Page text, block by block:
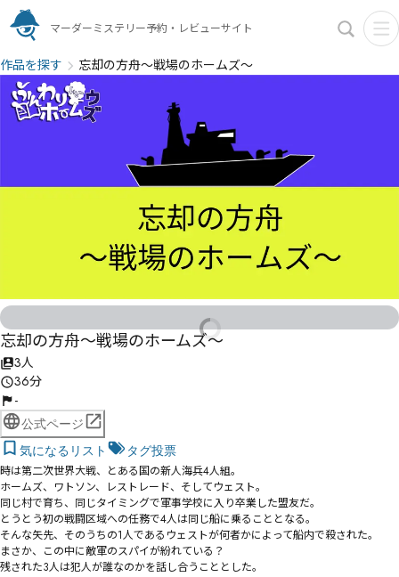
マーダーミステリー予約・レビューサイト
作品を探す 忘却の方舟〜戦場のホームズ〜
忘却の方舟〜戦場のホームズ〜
3人
36分
-
公式ページ
気になるリスト
タグ投票
時は第二次世界大戦、とある国の新人海兵4人組。
ホームズ、ワトソン、レストレード、そしてウェスト。
同じ村で育ち、同じタイミングで軍事学校に入り卒業した盟友だ。
とうとう初の戦闘区域への任務で4人は同じ船に乗ることとなる。
そんな矢先、そのうちの1人であるウェストが何者かによって船内で殺された。
まさか、この中に敵軍のスパイが紛れている？
残された3人は犯人が誰なのかを話し合うこととした。